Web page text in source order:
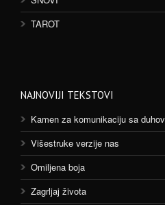
TAROT
NAJNOVIJI TEKSTOVI
Kamen za komunikaciju sa
Višestruke verzije nas
Omiljena boja
Zagrljaj života